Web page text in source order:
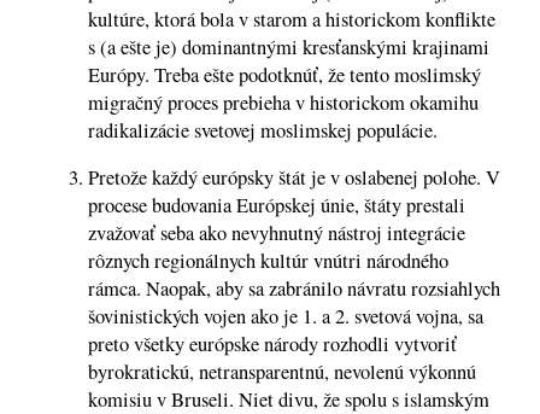
kultúre, ktorá bola v starom a historickom konflikte
s (a ešte je) dominantnými kresťanskými krajinami
Európy. Treba ešte podotknúť, že tento moslimský
migračný proces prebieha v historickom okamihu
radikalizácie svetovej moslimskej populácie.
Pretože každý európsky štát je v oslabenej polohe. V
procese budovania Európskej únie, štáty prestali
zvažovať seba ako nevyhnutný nástroj integrácie
rôznych regionálnych kultúr vnútri národného
rámca. Naopak, aby sa zabránilo návratu rozsiahlych
šovinistických vojen ako je 1. a 2. svetová vojna, sa
preto všetky európske národy rozhodli vytvoriť
byrokratickú, netransparentnú, nevolenú výkonnú
komisiu v Bruseli. Niet divu, že spolu s islamským